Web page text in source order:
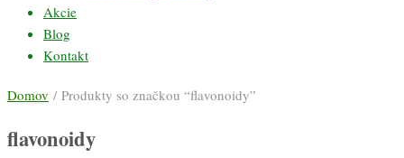
Akcie
Blog
Kontakt
Domov / Produkty so značkou “flavonoidy”
flavonoidy